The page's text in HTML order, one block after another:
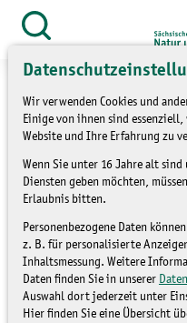
Wir verwenden Cookies und
Einige von ihnen sind
Website und Ihre Erfahrung zu
Wenn Sie unter 16 Jahre alt
Diensten geben möchten,
Erlaubnis bitten.
Personenbezogene Daten
z. B. für personalisierte
Inhaltsmessung. Weitere
Daten finden Sie in unserer
Auswahl dort jederzeit unter
Hier finden Sie eine Übersicht
Zum
Inhalt
springen
öffnen
Themen » Natur
» Übersicht LaNU-
Rehefeld